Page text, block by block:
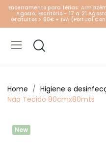
Encerramento para férias:
Agosto; Escritório - 17 a 21
Gratuitos > 80€ + IVA (Portual
Home Higiene e
Não Tecido 80cmx80mts
New